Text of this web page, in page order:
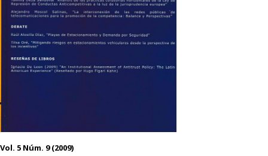
Vol. 5 Núm. 9 (2009)